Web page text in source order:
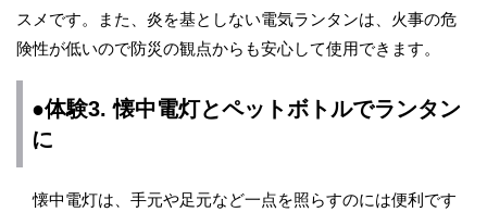
スメです。また、炎を基としない電気ランタンは、火事の危
険性が低いので防災の観点からも安心して使用できます。
●体験3. 懐中電灯とペットボトルでランタン
に
懐中電灯は、手元や足元など一点を照らすのには便利です